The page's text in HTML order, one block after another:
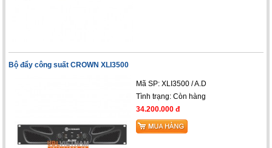
Bộ đẩy công suất CROWN XLI3500
Mã SP: XLI3500 / A.D
Tình trạng: Còn hàng
34.200.000 đ